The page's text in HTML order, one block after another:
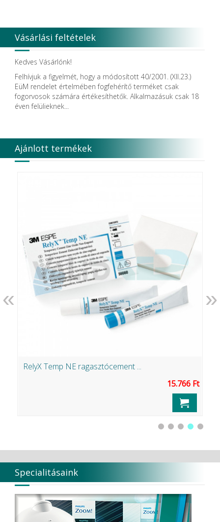
Vásárlási feltételek
Kedves Vásárlónk!
Felhívjuk a figyelmét, hogy a módosított 40/2001. (XII.23.)
EüM rendelet értelmében fogfehérítő terméket csak
fogorvosok számára értékesíthetők. Alkalmazásuk csak 18
éven felülieknek...
Ajánlott termékek
RelyX Temp NE ragasztócement ...
15.766 Ft
« »
Specialitásaink